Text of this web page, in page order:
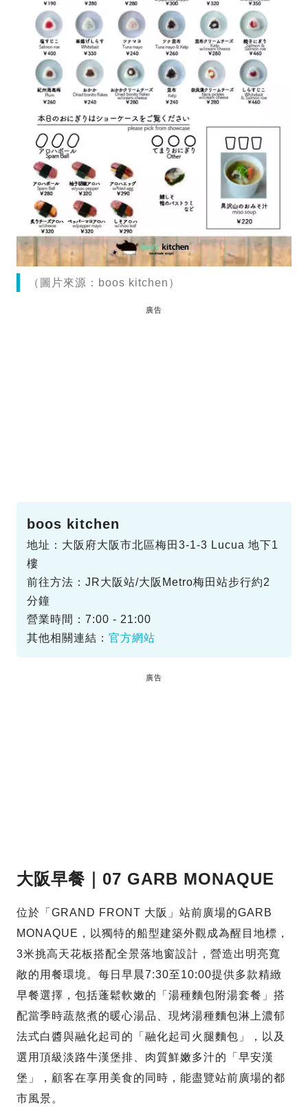
（圖片來源：boos kitchen）
廣告
boos kitchen
地址：大阪府大阪市北區梅田3-1-3 Lucua 地下1
樓
前往方法：JR大阪站/大阪Metro梅田站步行約2
分鐘
營業時間：7:00 - 21:00
其他相關連結： 官方網站
廣告
大阪早餐｜07 GARB MONAQUE
位於「GRAND FRONT 大阪」站前廣場的GARB
MONAQUE，以獨特的船型建築外觀成為醒目地標，
3米挑高天花板搭配全景落地窗設計，營造出明亮寬
敞的用餐環境。每日早晨7:30至10:00提供多款精緻
早餐選擇，包括蓬鬆軟嫩的「湯種麵包附湯套餐」搭
配當季時蔬熬煮的暖心湯品、現烤湯種麵包淋上濃郁
法式白醬與融化起司的「融化起司火腿麵包」，以及
選用頂級淡路牛漢堡排、肉質鮮嫩多汁的「早安漢
堡」，顧客在享用美食的同時，能盡覽站前廣場的都
市風景。